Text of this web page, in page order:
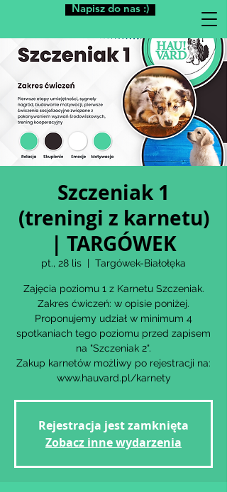
Napisz do nas :)
Szczeniak 1
(treningi z karnetu)
| TARGÓWEK
pt., 28 lis
  |
Targówek-Białołęka
Zajęcia poziomu 1 z Karnetu Szczeniak.
Zakres ćwiczeń: w opisie poniżej.
Proponujemy udział w minimum 4
spotkaniach tego poziomu przed zapisem
na "Szczeniak 2".
Zakup karnetów możliwy po rejestracji na:
www.hauvard.pl/karnety
Rejestracja jest zamknięta
Zobacz inne wydarzenia